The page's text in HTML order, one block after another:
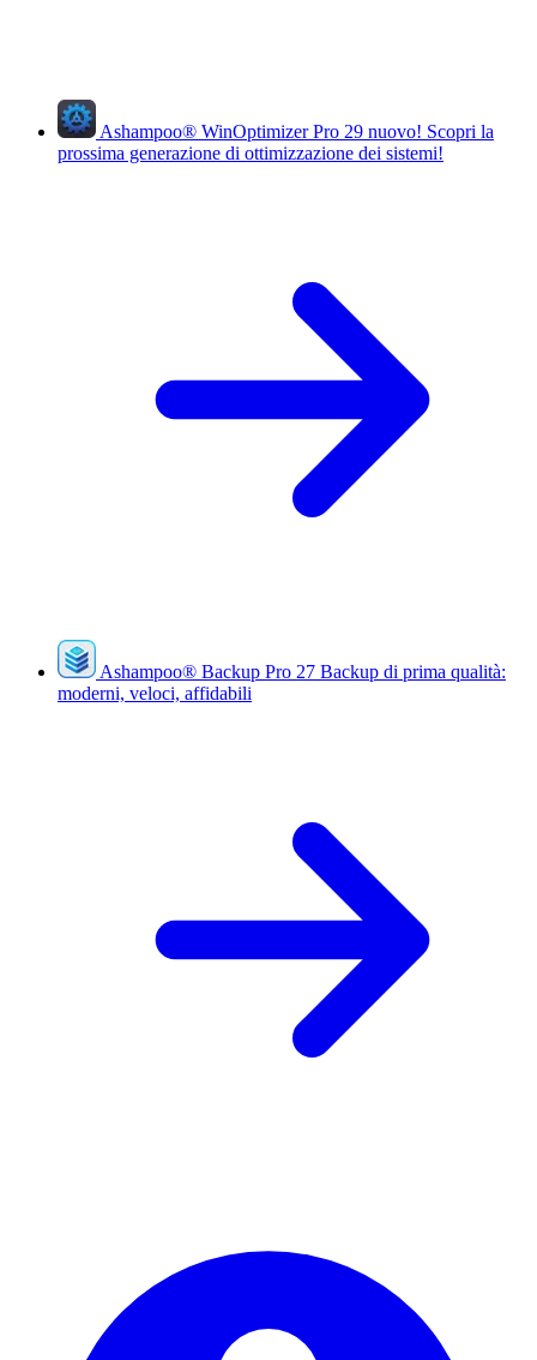
Ashampoo® WinOptimizer Pro 29 nuovo! Scopri la
prossima generazione di ottimizzazione dei sistemi!
Ashampoo® Backup Pro 27 Backup di prima qualità:
moderni, veloci, affidabili